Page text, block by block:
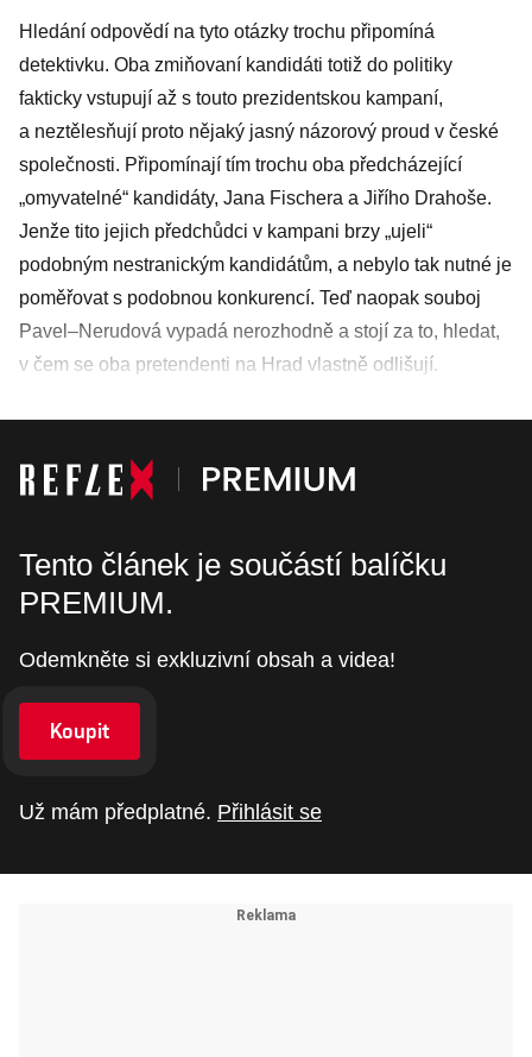
Hledání odpovědí na tyto otázky trochu připomíná
detektivku. Oba zmiňovaní kandidáti totiž do politiky
fakticky vstupují až s touto prezidentskou kampaní,
a neztělesňují proto nějaký jasný názorový proud v české
společnosti. Připomínají tím trochu oba předcházející
„omyvatelné“ kandidáty, Jana Fi­schera a Jiřího Drahoše.
Jenže tito jejich předchůdci v kampani brzy „ujeli“
podobným nestranickým kandidátům, a nebylo tak nutné je
poměřovat s podobnou konkurencí. Teď naopak souboj
Pavel–Nerudová vypadá nerozhodně a stojí za to, hledat,
v čem se oba pretendenti na Hrad vlastně odlišují.
Tento článek je součástí balíčku
PREMIUM.
Odemkněte si exkluzivní obsah a videa!
Koupit
Už mám předplatné. Přihlásit se